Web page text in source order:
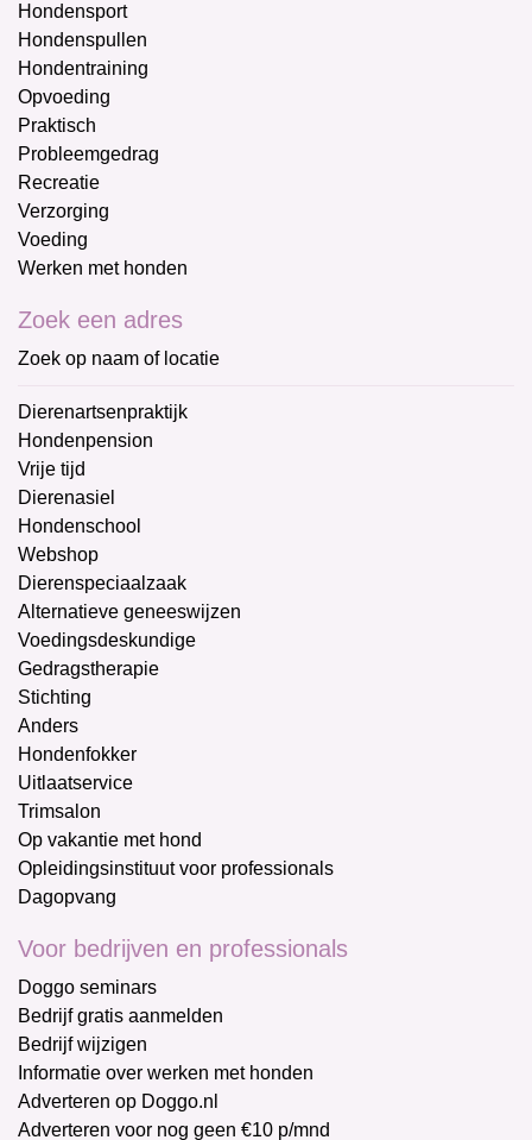
Hondensport
Hondenspullen
Hondentraining
Opvoeding
Praktisch
Probleemgedrag
Recreatie
Verzorging
Voeding
Werken met honden
Zoek een adres
Zoek op naam of locatie
Dierenartsenpraktijk
Hondenpension
Vrije tijd
Dierenasiel
Hondenschool
Webshop
Dierenspeciaalzaak
Alternatieve geneeswijzen
Voedingsdeskundige
Gedragstherapie
Stichting
Anders
Hondenfokker
Uitlaatservice
Trimsalon
Op vakantie met hond
Opleidingsinstituut voor professionals
Dagopvang
Voor bedrijven en professionals
Doggo seminars
Bedrijf gratis aanmelden
Bedrijf wijzigen
Informatie over werken met honden
Adverteren op Doggo.nl
Adverteren voor nog geen €10 p/mnd